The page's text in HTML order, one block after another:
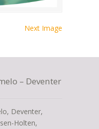
Next Image
– Deventer
Deventer,
Holten,